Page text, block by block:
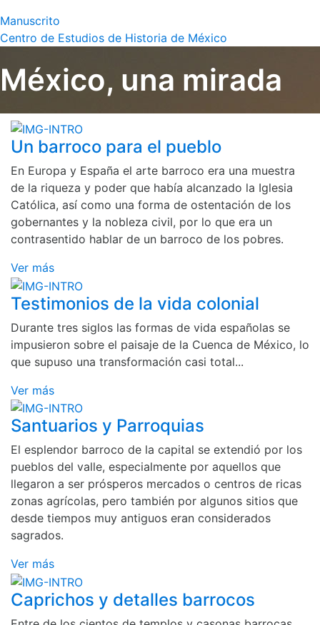
Manuscrito
Centro de Estudios de Historia de México
México, una mirada
Un barroco para el pueblo
En Europa y España el arte barroco era una muestra
de la riqueza y poder que había alcanzado la Iglesia
Católica, así como una forma de ostentación de los
gobernantes y la nobleza civil, por lo que era un
contrasentido hablar de un barroco de los pobres.
Ver más
Testimonios de la vida colonial
Durante tres siglos las formas de vida españolas se
impusieron sobre el paisaje de la Cuenca de México, lo
que supuso una transformación casi total...
Ver más
Santuarios y Parroquias
El esplendor barroco de la capital se extendió por los
pueblos del valle, especialmente por aquellos que
llegaron a ser prósperos mercados o centros de ricas
zonas agrícolas, pero también por algunos sitios que
desde tiempos muy antiguos eran considerados
sagrados.
Ver más
Caprichos y detalles barrocos